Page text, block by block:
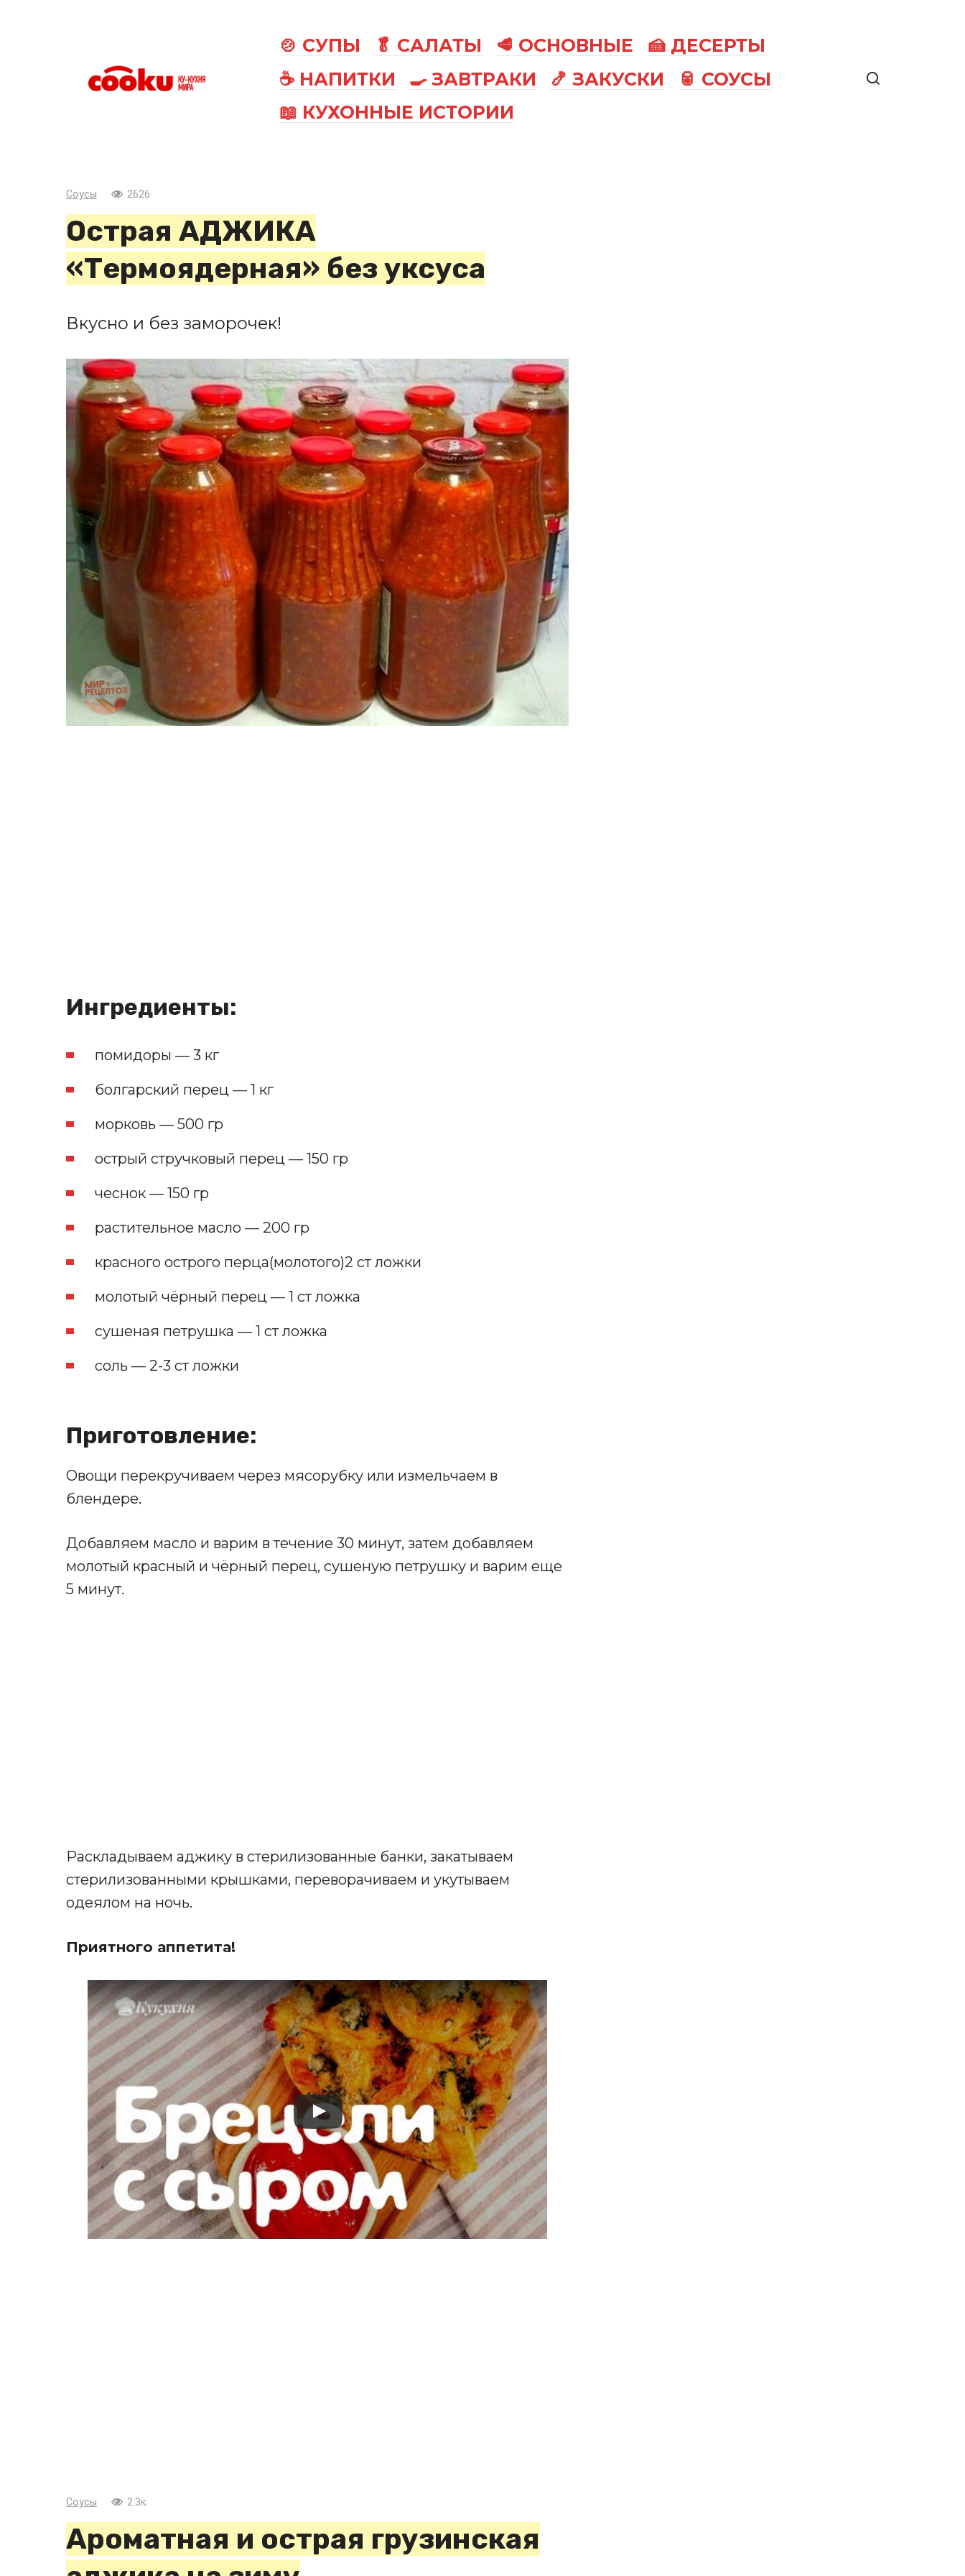
🍲 СУПЫ 🥬 САЛАТЫ 🥩 ОСНОВНЫЕ
🍰 ДЕСЕРТЫ
☕ НАПИТКИ
🍳 ЗАВТРАКИ 🍤 ЗАКУСКИ
🥫 СОУСЫ
📖 КУХОННЫЕ ИСТОРИИ
Соусы 2626
Острая АДЖИКА
«Термоядерная» без уксуса
Вкусно и без заморочек!
Ингредиенты:
помидоры — 3 кг
болгарский перец — 1 кг
морковь — 500 гр
острый стручковый перец — 150 гр
чеснок — 150 гр
растительное масло — 200 гр
красного острого перца(молотого)2 ст ложки
молотый чёрный перец — 1 ст ложка
сушеная петрушка — 1 ст ложка
соль — 2-3 ст ложки
Приготовление:
Овощи перекручиваем через мясорубку или измельчаем в
блендере.
Добавляем масло и варим в течение 30 минут, затем добавляем
молотый красный и чёрный перец, сушеную петрушку и варим еще
5 минут.
Раскладываем аджику в стерилизованные банки, закатываем
стерилизованными крышками, переворачиваем и укутываем
одеялом на ночь.
Приятного аппетита!
Соусы 2.3к.
Ароматная и острая грузинская